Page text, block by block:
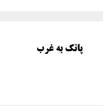
پاتک به غرب